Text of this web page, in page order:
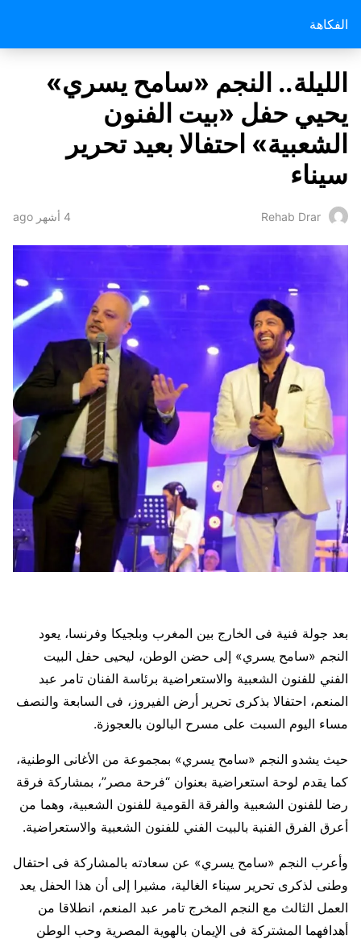
الفكاهة
الليلة.. النجم «سامح يسري»
يحيي حفل «بيت الفنون
الشعبية» احتفالا بعيد تحرير
سيناء
Rehab Drar 4 أشهر ago
بعد جولة فنية فى الخارج بين المغرب وبلجيكا وفرنسا، يعود
النجم «سامح يسري» إلى حضن الوطن، ليحيى حفل البيت
الفني للفنون الشعبية والاستعراضية برئاسة الفنان تامر عبد
المنعم، احتفالا بذكرى تحرير أرض الفيروز، فى السابعة والنصف
مساء اليوم السبت على مسرح البالون بالعجوزة.
حيث يشدو النجم «سامح يسري» بمجموعة من الأغانى الوطنية،
كما يقدم لوحة استعراضية بعنوان “فرحة مصر”، بمشاركة فرقة
رضا للفنون الشعبية والفرقة القومية للفنون الشعبية، وهما من
أعرق الفرق الفنية بالبيت الفني للفنون الشعبية والاستعراضية.
وأعرب النجم «سامح يسري» عن سعادته بالمشاركة فى احتفال
وطنى لذكرى تحرير سيناء الغالية، مشيرا إلى أن هذا الحفل يعد
العمل الثالث مع النجم المخرج تامر عبد المنعم، انطلاقا من
أهدافهما المشتركة فى الإيمان بالهوية المصرية وحب الوطن